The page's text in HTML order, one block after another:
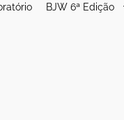
BJW 6ª Edição